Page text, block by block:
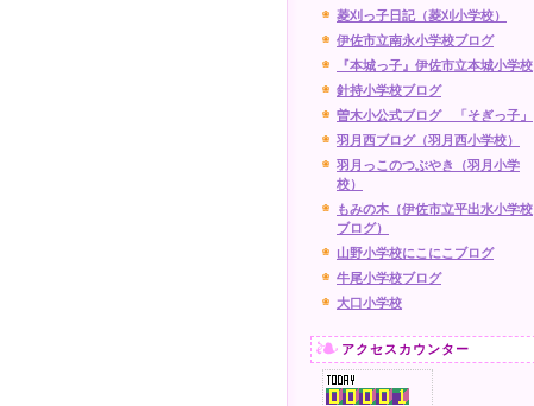
菱刈っ子日記（菱刈小学校）
伊佐市立南永小学校ブログ
『本城っ子』伊佐市立本城小学校
針持小学校ブログ
曽木小公式ブログ 「そぎっ子」
羽月西ブログ（羽月西小学校）
羽月っこのつぶやき（羽月小学
校）
もみの木（伊佐市立平出水小学校
ブログ）
山野小学校にこにこブログ
牛尾小学校ブログ
大口小学校
アクセスカウンター